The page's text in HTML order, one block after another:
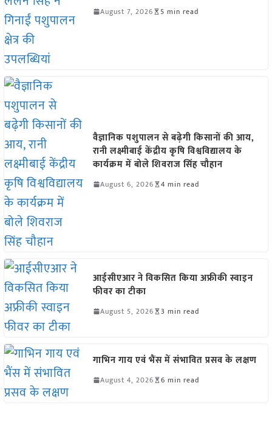
August 7, 2026 5 min read
वैज्ञानिक पशुपालन से बढ़ेगी किसानों की आय,
रानी लक्ष्मीबाई केंद्रीय कृषि विश्वविद्यालय के
कार्यक्रम में बोले शिवराज सिंह चौहान
August 6, 2026 4 min read
आईसीएआर ने विकसित किया अफ्रीकी स्वाइन
फीवर का टीका
August 5, 2026 3 min read
गाभिन गाय एवं भैंस में संभावित प्रसव के लक्षण
August 4, 2026 6 min read